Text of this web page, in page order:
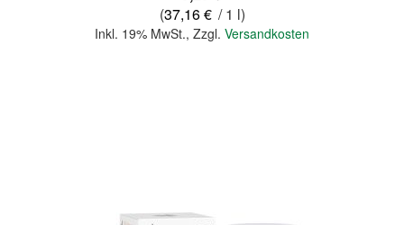
(37,16 € / 1 l)
Inkl. 19% MwSt., Zzgl. Versandkosten